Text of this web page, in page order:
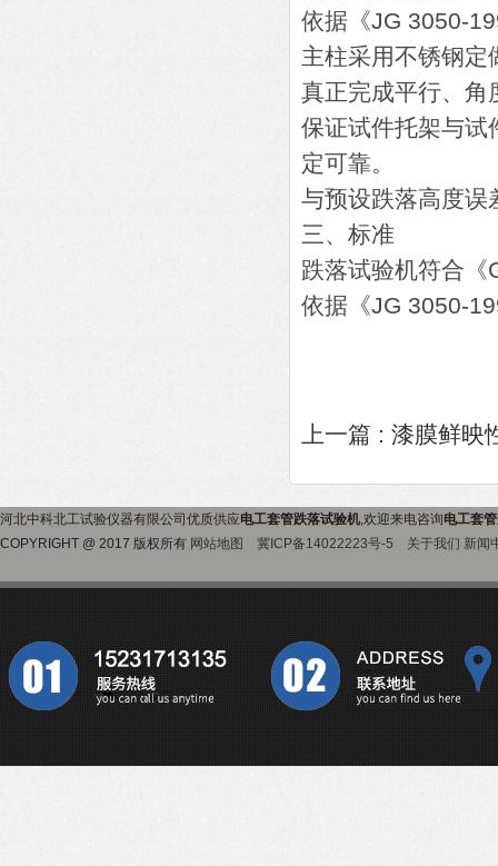
依据《JG 3050-
主柱采用不锈钢定
真正完成平行、角
保证试件托架与试
定可靠。
与预设跌落高度
三、标准
跌落试验机符合
依据《JG 3050-
上一篇 : 漆膜鲜映
河北中科北工试验仪器有限公司优质供应电工套管跌落试验机,欢迎来电咨询电工套
COPYRIGHT @ 2017 版权所有 网站地图 冀ICP备14022223号-5 关于我们 新闻